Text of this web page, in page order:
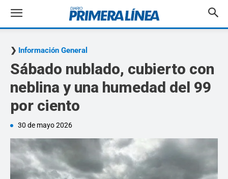
Información General
Sábado nublado, cubierto con
neblina y una humedad del 99
por ciento
30 de mayo 2026